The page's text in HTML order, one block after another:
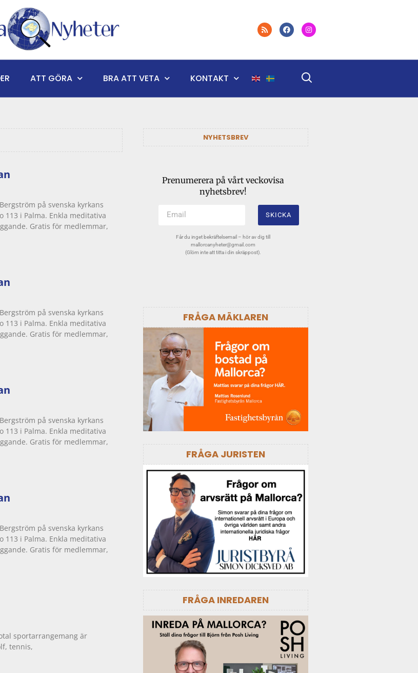
ATT GÖRA BRA ATT VETA KONTAKT
på svenska kyrkans
113 i Palma. Enkla meditativa
Gratis för medlemmar,
på svenska kyrkans
113 i Palma. Enkla meditativa
Gratis för medlemmar,
på svenska kyrkans
113 i Palma. Enkla meditativa
Gratis för medlemmar,
på svenska kyrkans
113 i Palma. Enkla meditativa
Gratis för medlemmar,
sportarrangemang är
tennis,
NYHETSBREV
Prenumerera på vårt veckovisa
nyhetsbrev!
SKICKA
Får du inget bekräftelsemail – hör av dig till
mallorcanyheter@gmail.com
(Glöm inte att titta i din skräppost).
FRÅGA MÄKLAREN
FRÅGA JURISTEN
FRÅGA INREDAREN